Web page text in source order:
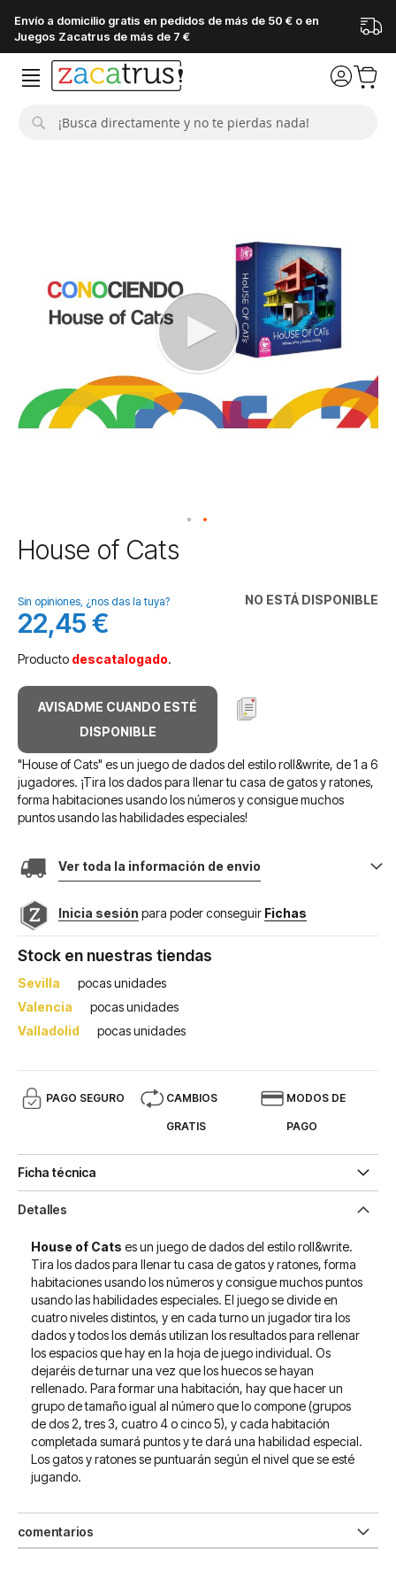
Envío a domicilio gratis en pedidos de más de 50 € o en
Juegos Zacatrus de más de 7 €
imágenes
Saltar
al
de
la
galería
imágenes
House of Cats
NO ESTÁ DISPONIBLE
Sin opiniones, ¿nos das la tuya?
22,45 €
Producto descatalogado.
AVISADME CUANDO ESTÉ
DISPONIBLE
"House of Cats" es un juego de dados del estilo roll&write, de 1 a 6
jugadores. ¡Tira los dados para llenar tu casa de gatos y ratones,
forma habitaciones usando los números y consigue muchos
puntos usando las habilidades especiales!
Ver toda la información de envio
Inicia sesión para poder conseguir Fichas
Stock en nuestras tiendas
Sevilla
pocas unidades
Valencia
pocas unidades
Valladolid
pocas unidades
PAGO SEGURO CAMBIOS
GRATIS
MODOS DE
PAGO
Ficha técnica
Detalles
House of Cats es un juego de dados del estilo roll&write.
Tira los dados para llenar tu casa de gatos y ratones, forma
habitaciones usando los números y consigue muchos puntos
usando las habilidades especiales. El juego se divide en
cuatro niveles distintos, y en cada turno un jugador tira los
dados y todos los demás utilizan los resultados para rellenar
los espacios que hay en la hoja de juego individual. Os
dejaréis de turnar una vez que los huecos se hayan
rellenado. Para formar una habitación, hay que hacer un
grupo de tamaño igual al número que lo compone (grupos
de dos 2, tres 3, cuatro 4 o cinco 5), y cada habitación
completada sumará puntos y te dará una habilidad especial.
Los gatos y ratones se puntuarán según el nivel que se esté
jugando.
comentarios